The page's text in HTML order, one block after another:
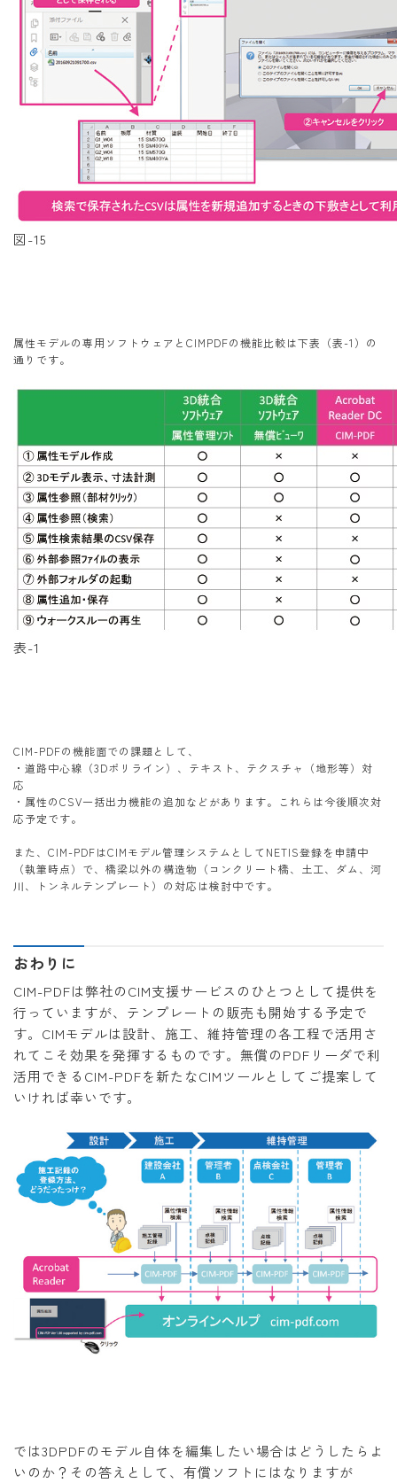
図-15
属性モデルの専用ソフトウェアとCIMPDFの機能比較は下表（表-1）の
通りです。
表-1
CIM-PDFの機能面での課題として、
・道路中心線（3Dポリライン）、テキスト、テクスチャ（地形等）対
応
・属性のCSV一括出力機能の追加などがあります。これらは今後順次対
応予定です。
また、CIM-PDFはCIMモデル管理システムとしてNETIS登録を申請中
（執筆時点）で、橋梁以外の構造物（コンクリート橋、土工、ダム、河
川、トンネルテンプレート）の対応は検討中です。
おわりに
CIM-PDFは弊社のCIM支援サービスのひとつとして提供を
行っていますが、テンプレートの販売も開始する予定で
す。CIMモデルは設計、施工、維持管理の各工程で活用さ
れてこそ効果を発揮するものです。無償のPDFリーダで利
活用できるCIM-PDFを新たなCIMツールとしてご提案して
いければ幸いです。
では3DPDFのモデル自体を編集したい場合はどうしたらよ
いのか？その答えとして、有償ソフトにはなりますが